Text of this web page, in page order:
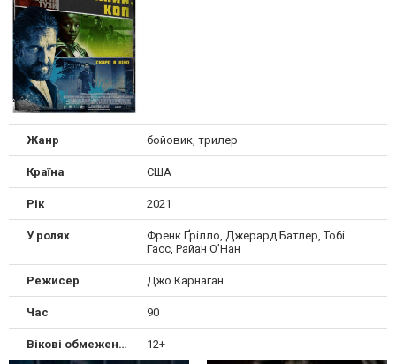
Жанр бойовик, трилер
Країна США
Рік 2021
У ролях
Френк Ґрілло, Джерард Батлер, Тобі
Гасс, Райан О’Нан
Режисер Джо Карнаган
Час 90
Вікові обмеження 12+